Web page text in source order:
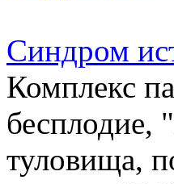
Cиндром
Комплекс
бесплодие,
туловища,